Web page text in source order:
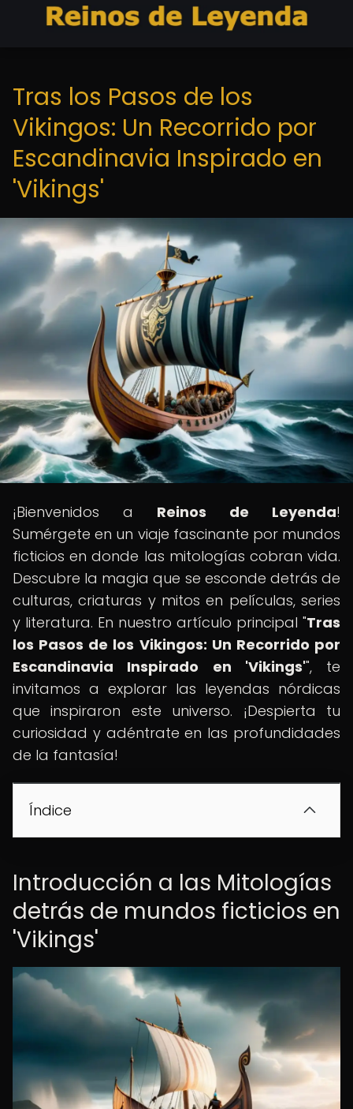
Tras los Pasos de los
Vikingos: Un Recorrido por
Escandinavia Inspirado en
'Vikings'
¡Bienvenidos a Reinos de Leyenda!
Sumérgete en un viaje fascinante por mundos
ficticios en donde las mitologías cobran vida.
Descubre la magia que se esconde detrás de
culturas, criaturas y mitos en películas, series
y literatura. En nuestro artículo principal "Tras
los Pasos de los Vikingos: Un Recorrido por
Escandinavia Inspirado en 'Vikings'", te
invitamos a explorar las leyendas nórdicas
que inspiraron este universo. ¡Despierta tu
curiosidad y adéntrate en las profundidades
de la fantasía!
Índice
Introducción a las Mitologías
detrás de mundos ficticios en
'Vikings'